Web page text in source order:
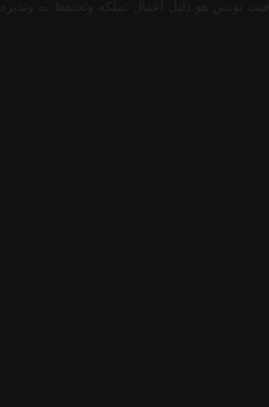
تونس هو دليل أعمال تملكه وتحتفظ به وتديره